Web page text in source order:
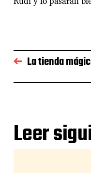
La tienda
Leer